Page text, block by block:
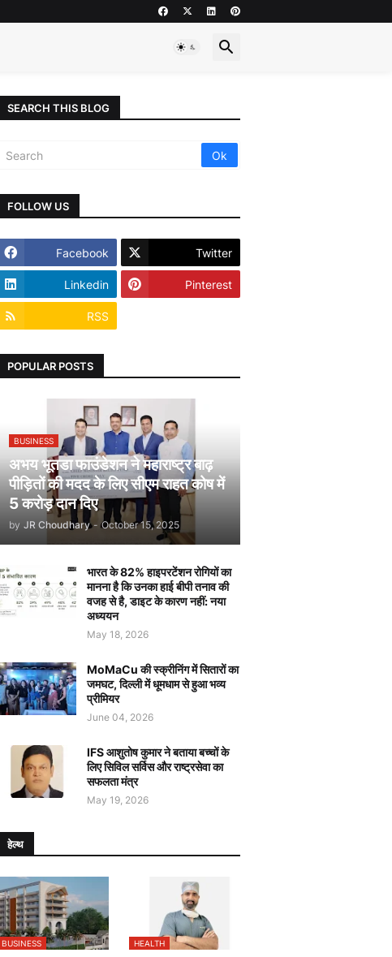
SEARCH THIS BLOG
FOLLOW US
Facebook Twitter
Linkedin Pinterest
RSS
POPULAR POSTS
BUSINESS
अभय भूतडा फाउंडेशन ने महाराष्ट्र बाढ़
पीड़ितों की मदद के लिए सीएम राहत कोष में
5 करोड़ दान दिए
by JR Choudhary - October 15, 2025
भारत के 82% हाइपरटेंशन रोगियों का
मानना है कि उनका हाई बीपी तनाव की
वजह से है, डाइट के कारण नहीं: नया
अध्ययन
May 18, 2026
MoMaCu की स्क्रीनिंग में सितारों का
जमघट, दिल्ली में धूमधाम से हुआ भव्य
प्रीमियर
June 04, 2026
IFS आशुतोष कुमार ने बताया बच्चों के
लिए सिविल सर्विस और राष्ट्रसेवा का
सफलता मंत्र
May 19, 2026
हेल्थ
BUSINESS HEALTH